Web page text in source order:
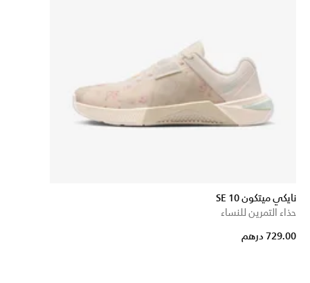
نايكي ميتكون 10 SE
حذاء التمرين للنساء
729.00 درهم